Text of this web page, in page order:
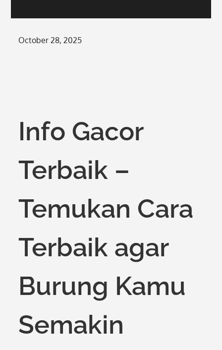
Posted
October 28, 2025
Info Gacor
Terbaik –
Temukan Cara
Terbaik agar
Burung Kamu
Semakin